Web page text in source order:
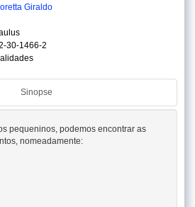
Giraldo
30-1466-2
Sinopse
pequeninos, podemos encontrar as
nomeadamente: